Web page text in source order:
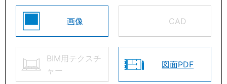
画像 CAD
BIM用テクスチ
ャー
図面PDF